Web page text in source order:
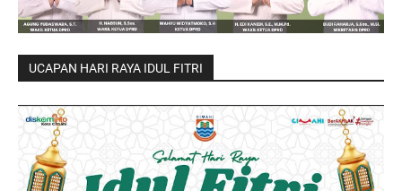
UCAPAN HARI RAYA IDUL FITRI